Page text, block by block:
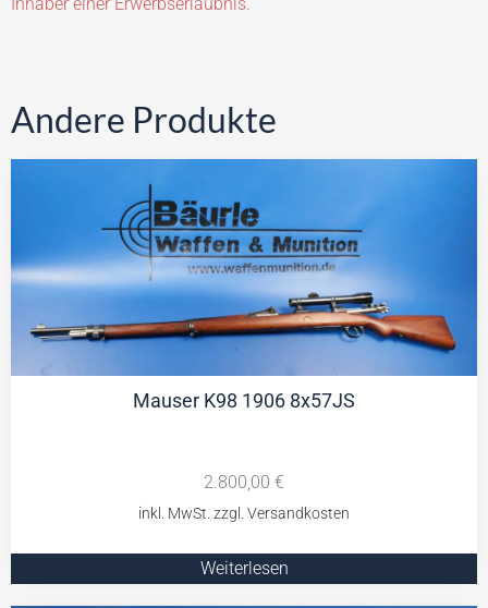
Andere Produkte
Mauser K98 1906 8x57JS
2.800,00 €
Weiterlesen